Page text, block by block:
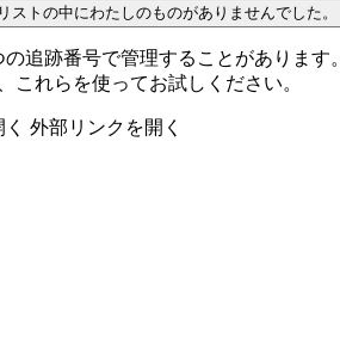
ストの中にわたしのものがありませんでした。
の追跡番号で管理することがありま
これらを使ってお試しください。
外部リンクを開く